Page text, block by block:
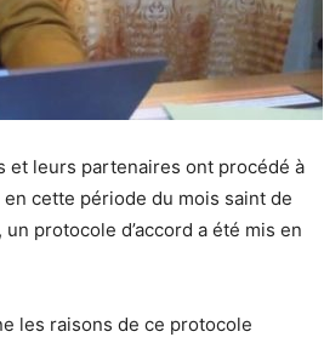
et leurs partenaires ont procédé à
cette période du mois saint de
protocole d’accord a été mis en
les raisons de ce protocole